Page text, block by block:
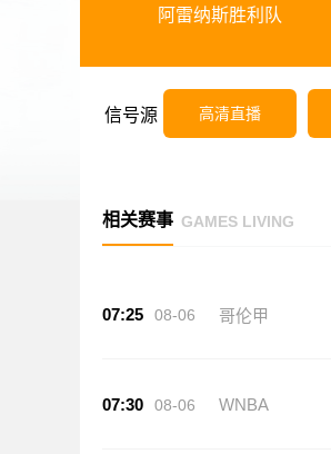
阿雷纳斯胜利队
信号源 高清直播
相关赛事 GAMES LIVING
07:25 08-06 哥伦甲
07:30 08-06 WNBA